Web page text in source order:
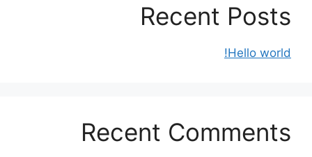
Recent Posts
Hello world!
Recent Comments